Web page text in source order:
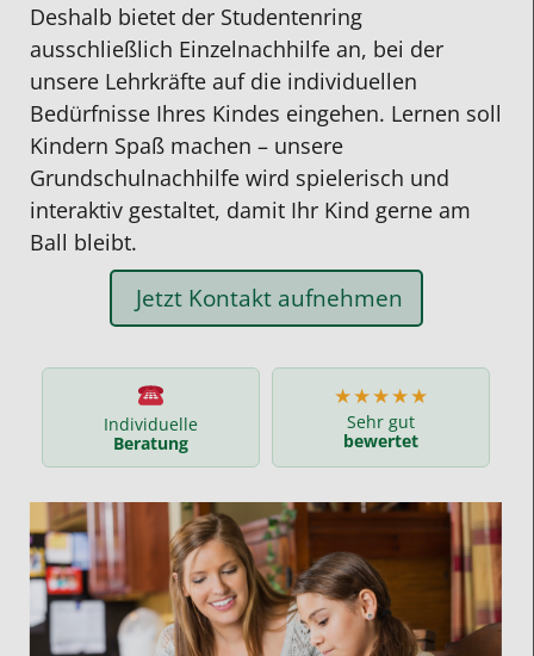
Deshalb bietet der Studentenring
ausschließlich Einzelnachhilfe an, bei der
unsere Lehrkräfte auf die individuellen
Bedürfnisse Ihres Kindes eingehen. Lernen soll
Kindern Spaß machen – unsere
Grundschulnachhilfe wird spielerisch und
interaktiv gestaltet, damit Ihr Kind gerne am
Ball bleibt.
Jetzt Kontakt aufnehmen
Individuelle
Beratung
★★★★★
Sehr gut
bewertet